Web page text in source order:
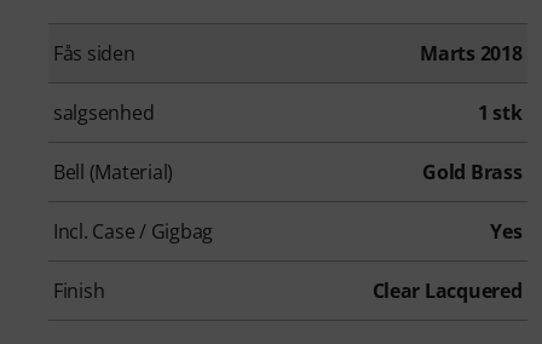
Fås siden Marts 2018
salgsenhed 1 stk
Bell (Material) Gold Brass
Incl. Case / Gigbag Yes
Finish Clear Lacquered